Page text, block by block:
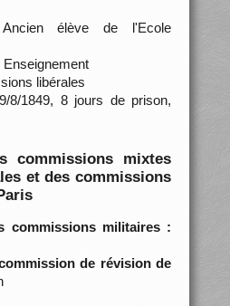
élève de l'Ecole
Enseignement
libérales
9/8/1849, 8 jours de prison,
commissions mixtes
et des commissions
commissions militaires :
de révision de